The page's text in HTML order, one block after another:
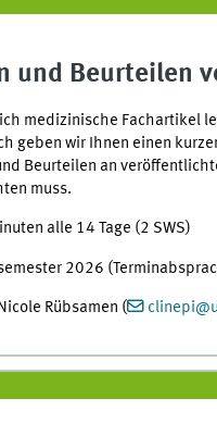
und Beurteilen
medizinische Fachartikel
geben wir Ihnen einen
Beurteilen an
muss.
alle 14 Tage (2 SWS)
2026
Rübsamen ( clinepi@